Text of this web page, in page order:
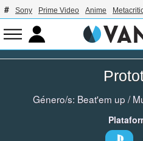
Sony Prime Video Anime
Género/s: Beat'em up /